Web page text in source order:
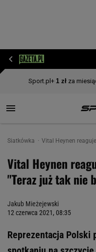
Siatkówka Vital Heynen
Vital Heynen
"Teraz już tak nie
Jakub Mieżejewski
12 czerwca 2021, 08:35
Reprezentacja Polski